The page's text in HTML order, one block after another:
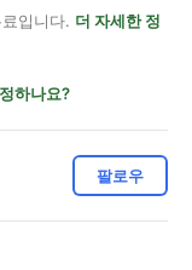
입니다. 더 자세한 정
하나요?
팔로우